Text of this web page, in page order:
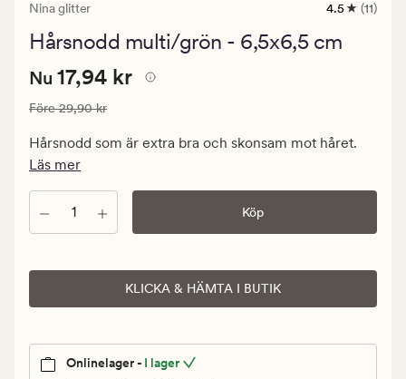
Nina glitter
11
med
4.5 (11)
Hårsnodd multi/grön - 6,5x6,5 cm
Nuvarande
17,94
kr.
Ordinarie
Nuvarande pris
Nu 17,94 kr
Ordinarie pris
Före29,90 kr
Hårsnodd som är extra bra och skonsam mot håret.
Läs mer
Antal Köp
KLICKA & HÄMTA I BUTIK
Onlinelager - I lager